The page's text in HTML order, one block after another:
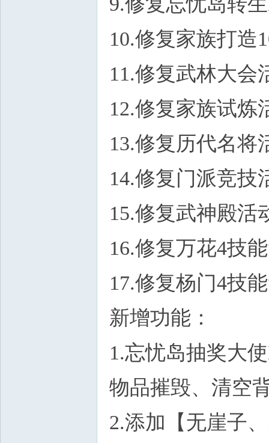
10.修复家族打造
11.修复武林大会
12.修复家族试炼
13.修复历代名将
14.修复门派竞技
15.修复武神殿活
16.修复万花4技
17.修复杨门4技
新增功能：
1.忘忧岛抽奖大
物品摧毁、清空
2.添加【无崖子